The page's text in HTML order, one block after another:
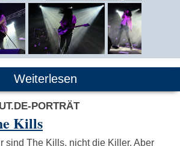
Weiterlesen
PORTRÄT
Kills
sind The Kills, nicht die Killer. Aber